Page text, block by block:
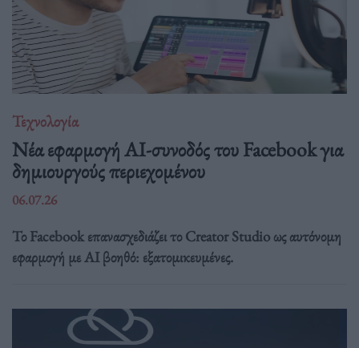
Τεχνολογία
Νέα εφαρμογή AI-συνοδός του Facebook για
δημιουργούς περιεχομένου
06.07.26
Το Facebook επανασχεδιάζει το Creator Studio ως αυτόνομη
εφαρμογή με AI βοηθό: εξατομικευμένες.